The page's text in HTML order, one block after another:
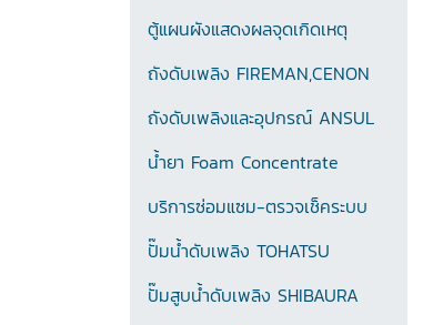
ตู้แผนผังแสดงผลจุดเกิดเหตุ
ถังดับเพลิง FIREMAN,CENON
ถังดับเพลิงและอุปกรณ์ ANSUL
น้ำยา Foam Concentrate
บริการซ่อมแซม-ตรวจเช็คระบบ
ปั๊มน้ำดับเพลิง TOHATSU
ปั๊มสูบน้ำดับเพลิง SHIBAURA